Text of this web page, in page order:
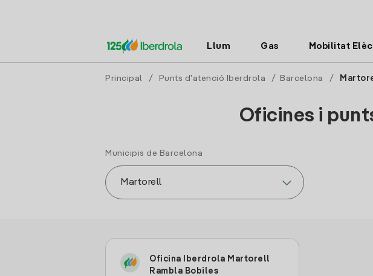
Llum Gas Mobilitat
Principal / Punts d'atenció Iberdrola / Barcelona /
Oficines i
Municipis de Barcelona
Oficina Iberdrola Martorell
Rambla Bobiles